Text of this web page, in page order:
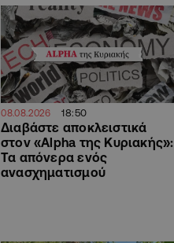
08.08.2026 18:50
Διαβάστε αποκλειστικά
στον «Alpha της Κυριακής»:
Τα απόνερα ενός
ανασχηματισμού